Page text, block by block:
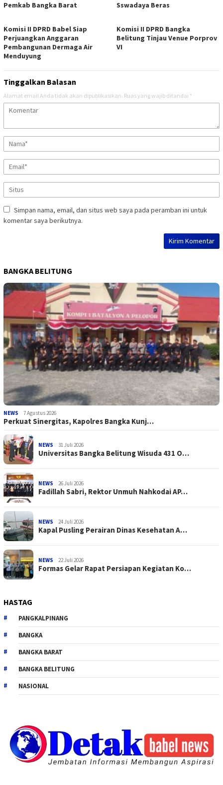
Pemkab Bangka Barat
Sswadaya Beras
Komisi II DPRD Babel Siap
Perjuangkan Anggaran
Pembangunan Dermaga Air
Menduyung
Komisi II DPRD Bangka
Belitung Tinjau Venue Porprov
VI
Tinggalkan Balasan
Alamat email Anda tidak akan dipublikasikan. Ruas yang wajib ditandai *
Simpan nama, email, dan situs web saya pada peramban ini untuk
komentar saya berikutnya.
BANGKA BELITUNG
NEWS 7 Agustus 2026
Perkuat Sinergitas, Kapolres Bangka Kunj…
NEWS 31 Juli 2026
Universitas Bangka Belitung Wisuda 431 O…
NEWS 26 Juli 2026
Fadillah Sabri, Rektor Unmuh Nahkodai AP…
NEWS 24 Juli 2026
Kapal Pusling Perairan Dinas Kesehatan A…
NEWS 22 Juli 2026
Formas Gelar Rapat Persiapan Kegiatan Ko…
HASTAG
PANGKALPINANG
BANGKA
BANGKA BARAT
BANGKA BELITUNG
NASIONAL